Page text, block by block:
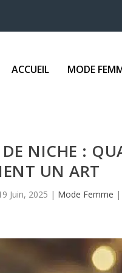
ACCUEIL MODE
DE NICHE :
UN ART
Juin, 2025 | Mode Femme |